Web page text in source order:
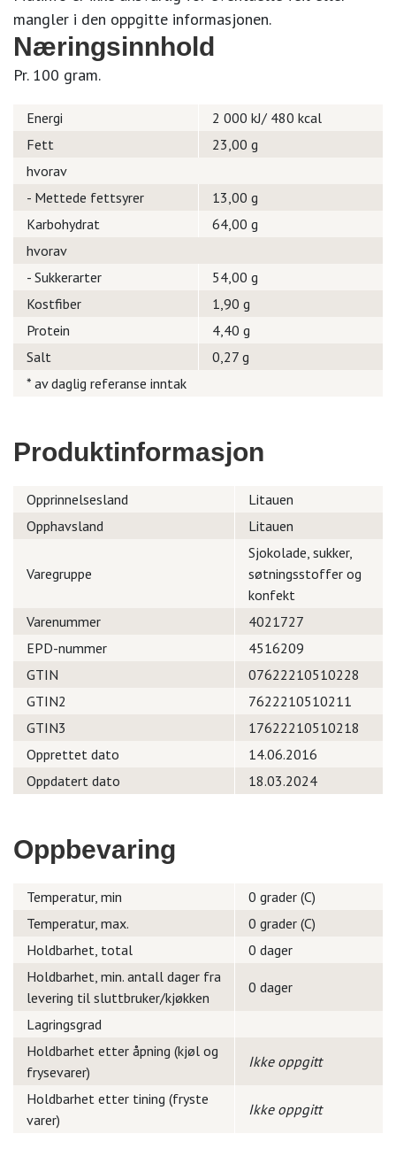
mangler i den oppgitte informasjonen.
Næringsinnhold
Pr. 100 gram.
Energi
2 000 kJ/ 480 kcal
Fett
23,00 g
hvorav
- Mettede fettsyrer
13,00 g
Karbohydrat
64,00 g
hvorav
- Sukkerarter
54,00 g
Kostfiber
1,90 g
Protein
4,40 g
Salt
0,27 g
* av daglig referanse inntak
Produktinformasjon
Opprinnelsesland
Litauen
Opphavsland
Litauen
Varegruppe
Sjokolade, sukker,
søtningsstoffer og
konfekt
Varenummer
4021727
EPD-nummer
4516209
GTIN
07622210510228
GTIN2
7622210510211
GTIN3
17622210510218
Opprettet dato
14.06.2016
Oppdatert dato
18.03.2024
Oppbevaring
Temperatur, min
0 grader (C)
Temperatur, max.
0 grader (C)
Holdbarhet, total
0 dager
Holdbarhet, min. antall dager fra
levering til sluttbruker/kjøkken
0 dager
Lagringsgrad
Holdbarhet etter åpning (kjøl og
frysevarer)
Ikke oppgitt
Holdbarhet etter tining (fryste
varer)
Ikke oppgitt